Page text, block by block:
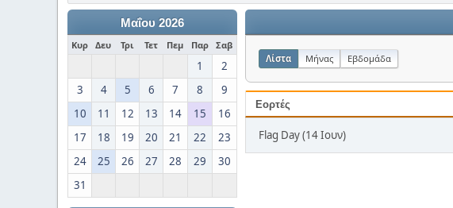
Μαΐου 2026
Κυρ Δευ Τρι Τετ Πεμ Παρ Σαβ
1
2
3
4 5 6 7 8
9
10
11 12 13 14 15
16
17
18 19 20 21 22
23
24
25 26 27 28 29
30
31
Λίστα Μήνας Εβδομάδα
Εορτές
Flag Day (14 Ιουν)